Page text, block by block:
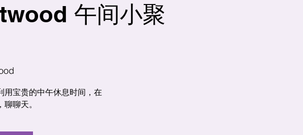
午间小聚
用宝贵的中午休息时间，在
聊天。